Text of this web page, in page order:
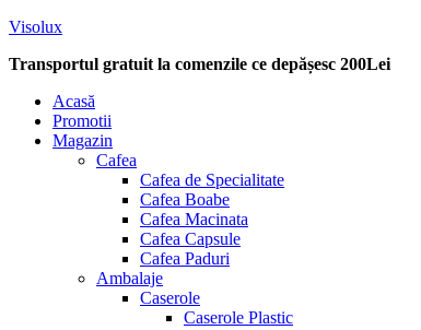
Visolux
Transportul gratuit la comenzile ce depășesc 200Lei
Menu
Acasă
Promotii
Magazin
Cafea
Cafea de Specialitate
Cafea Boabe
Cafea Macinata
Cafea Capsule
Cafea Paduri
Ambalaje
Caserole
Caserole Plastic